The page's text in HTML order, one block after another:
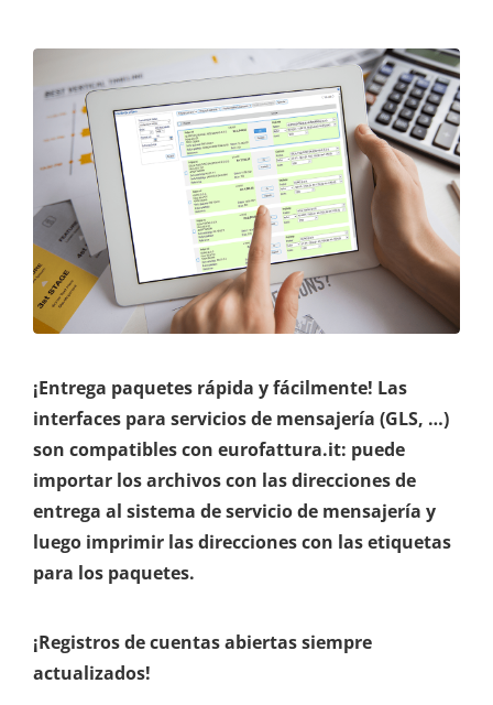
¡Entrega paquetes rápida y fácilmente! Las
interfaces para servicios de mensajería (GLS, …)
son compatibles con eurofattura.it: puede
importar los archivos con las direcciones de
entrega al sistema de servicio de mensajería y
luego imprimir las direcciones con las etiquetas
para los paquetes.
¡Registros de cuentas abiertas siempre
actualizados!